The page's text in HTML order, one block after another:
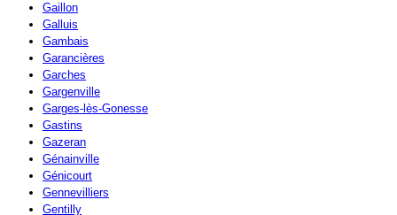
Gaillon
Galluis
Gambais
Garancières
Garches
Gargenville
Garges-lès-Gonesse
Gastins
Gazeran
Génainville
Génicourt
Gennevilliers
Gentilly